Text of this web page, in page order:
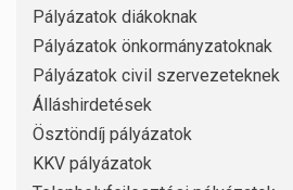
Pályázatok diákoknak
Pályázatok önkormányzatoknak
Pályázatok civil szervezeteknek
Álláshirdetések
Ösztöndíj pályázatok
KKV pályázatok